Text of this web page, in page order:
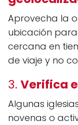
Aprovecha la
ubicación
cercana en
de viaje y no
3. Verifica
Algunas
novenas o